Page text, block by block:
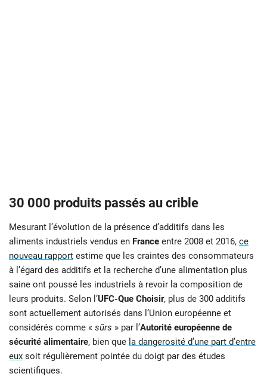
30 000 produits passés au crible
Mesurant l’évolution de la présence d’additifs dans les
aliments industriels vendus en France entre 2008 et 2016, ce
nouveau rapport estime que les craintes des consommateurs
à l’égard des additifs et la recherche d’une alimentation plus
saine ont poussé les industriels à revoir la composition de
leurs produits. Selon l’UFC-Que Choisir, plus de 300 additifs
sont actuellement autorisés dans l’Union européenne et
considérés comme « sûrs » par l’Autorité européenne de
sécurité alimentaire, bien que la dangerosité d’une part d’entre
eux soit régulièrement pointée du doigt par des études
scientifiques.